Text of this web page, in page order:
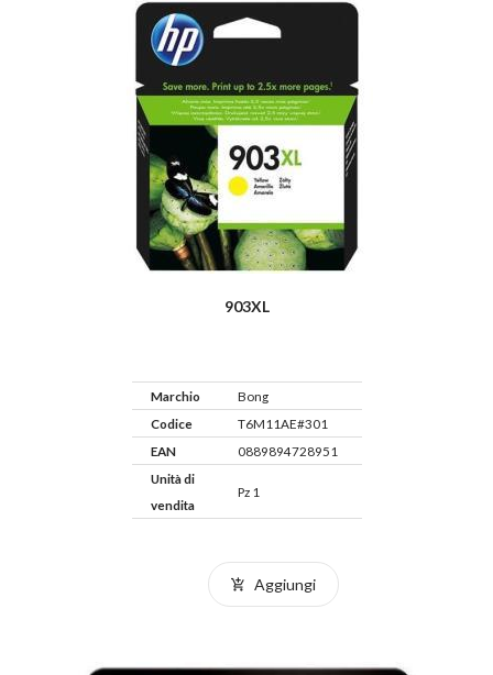
903XL
Marchio
Bong
Codice
T6M11AE#301
EAN
0889894728951
Unità di
vendita
Pz 1
Aggiungi